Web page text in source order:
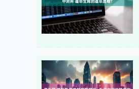
1.47% 深证成指